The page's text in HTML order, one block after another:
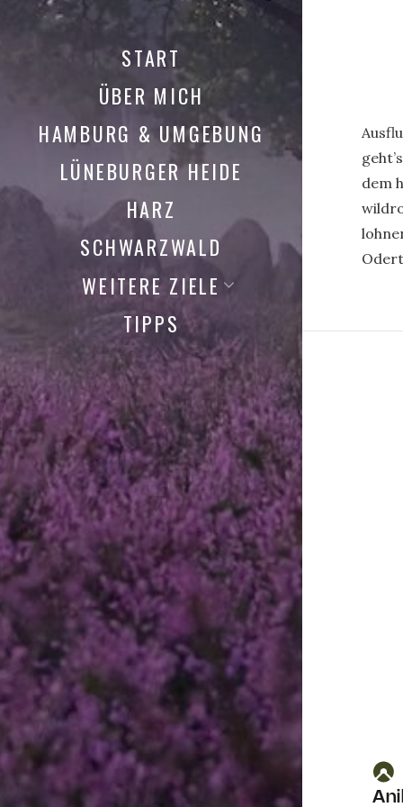
START
ÜBER MICH
HAMBURG & UMGEBUNG
LÜNEBURGER HEIDE
HARZ
SCHWARZWALD
WEITERE ZIELE
TIPPS
dem